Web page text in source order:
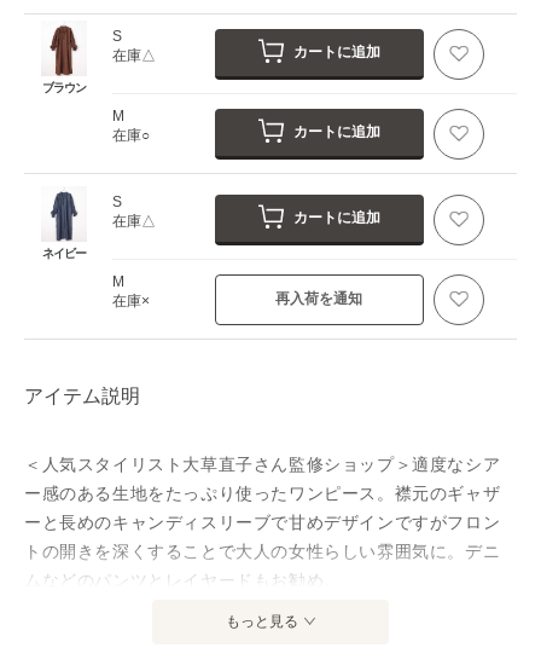
ブラウン
S
在庫△
カートに追加
M
在庫○
カートに追加
ネイビー
S
在庫△
カートに追加
M
在庫×
再入荷を通知
アイテム説明
＜人気スタイリスト大草直子さん監修ショップ＞適度なシア
ー感のある生地をたっぷり使ったワンピース。襟元のギャザ
ーと長めのキャンディスリーブで甘めデザインですがフロン
トの開きを深くすることで大人の女性らしい雰囲気に。デニ
ムなどのパンツとレイヤードもお勧め。
もっと見る